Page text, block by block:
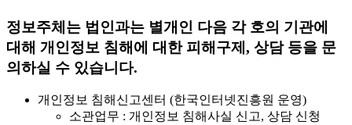
정보주체는 법인과는 별개인 다음 각 호의 기관에
대해 개인정보 침해에 대한 피해구제, 상담 등을 문
의하실 수 있습니다.
개인정보 침해신고센터 (한국인터넷진흥원 운영)
소관업무 : 개인정보 침해사실 신고, 상담 신청